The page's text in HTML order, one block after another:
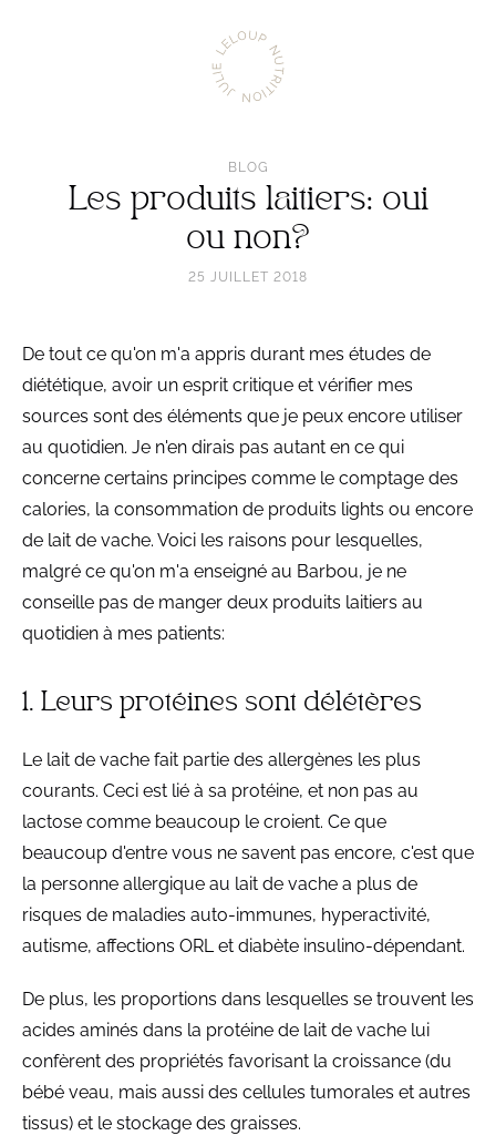
Aller
l'accueil
Julie
Leloup
Nutrition
Les produits laitiers: oui
ou non?
BLOG
25 JUILLET 2018
De tout ce qu'on m'a appris durant mes études de
diététique, avoir un esprit critique et vérifier mes
sources sont des éléments que je peux encore utiliser
au quotidien. Je n'en dirais pas autant en ce qui
concerne certains principes comme le comptage des
calories, la consommation de produits lights ou encore
de lait de vache. Voici les raisons pour lesquelles,
malgré ce qu'on m'a enseigné au Barbou, je ne
conseille pas de manger deux produits laitiers au
quotidien à mes patients:
1. Leurs protéines sont délétères
Le lait de vache fait partie des allergènes les plus
courants. Ceci est lié à sa protéine, et non pas au
lactose comme beaucoup le croient. Ce que
beaucoup d'entre vous ne savent pas encore, c'est que
la personne allergique au lait de vache a plus de
risques de maladies auto-immunes, hyperactivité,
autisme, affections ORL et diabète insulino-dépendant.
De plus, les proportions dans lesquelles se trouvent les
acides aminés dans la protéine de lait de vache lui
confèrent des propriétés favorisant la croissance (du
bébé veau, mais aussi des cellules tumorales et autres
tissus) et le stockage des graisses.